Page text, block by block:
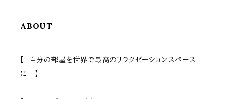
ABOUT
【 自分の部屋を世界で最高のリラクゼーションスペース
に 】